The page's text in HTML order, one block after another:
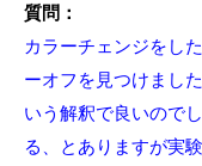
質問：
カラーチェンジをし
ーオフを見つけまし
いう解釈で良いので
る、とありますが実